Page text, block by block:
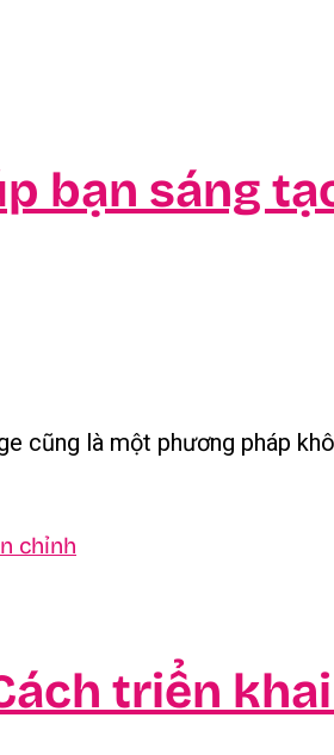
bạn sáng
cũng là một phương pháp
triển